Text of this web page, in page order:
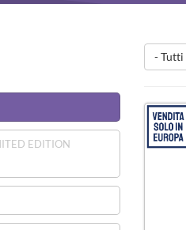
EDITION
- Tutti